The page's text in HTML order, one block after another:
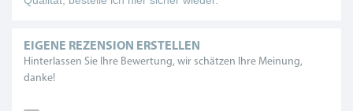
EIGENE REZENSION ERSTELLEN
Hinterlassen Sie Ihre Bewertung, wir schätzen Ihre Meinung,
danke!